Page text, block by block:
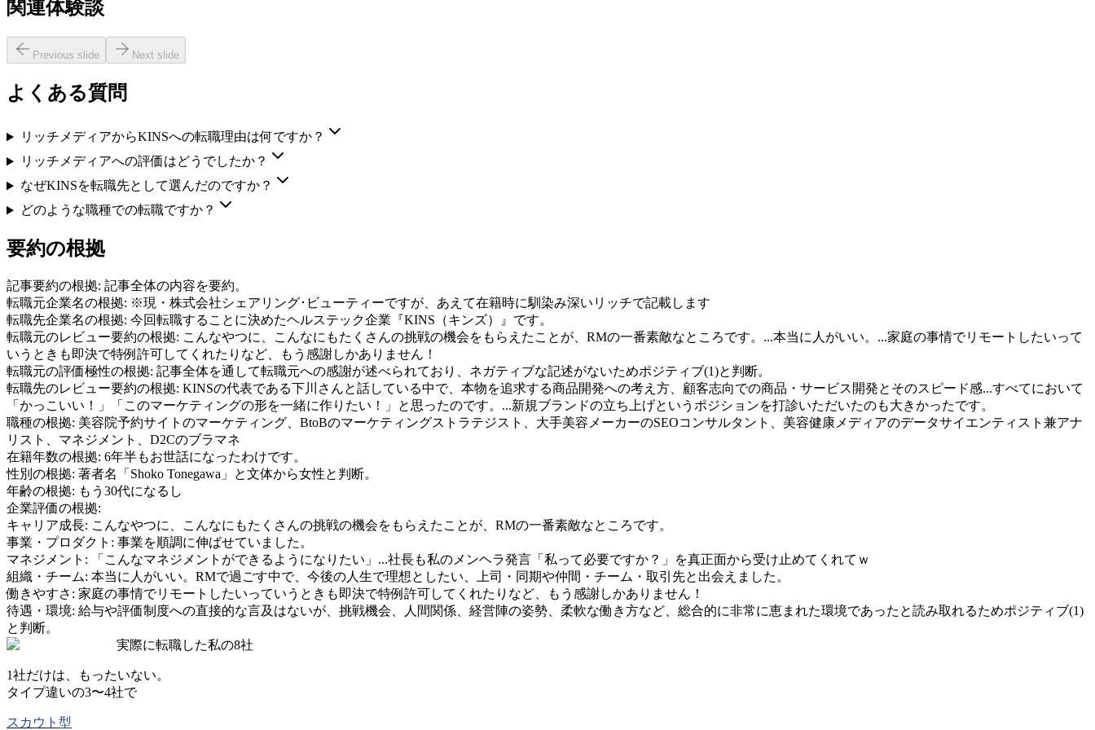
関連体験談
Previous slide Next slide
よくある質問
リッチメディアからKINSへの転職理由は何ですか？
リッチメディアへの評価はどうでしたか？
なぜKINSを転職先として選んだのですか？
どのような職種での転職ですか？
要約の根拠
記事要約の根拠: 記事全体の内容を要約。
転職元企業名の根拠: ※現・株式会社シェアリング･ビューティーですが、あえて在籍時に馴染み深いリッチで記載します
転職先企業名の根拠: 今回転職することに決めたヘルステック企業『KINS（キンズ）』です。
転職元のレビュー要約の根拠: こんなやつに、こんなにもたくさんの挑戦の機会をもらえたことが、RMの一番素敵なところです。...本当に人がいい。...家庭の事情でリモートしたいって
いうときも即決で特例許可してくれたりなど、もう感謝しかありません！
転職元の評価極性の根拠: 記事全体を通して転職元への感謝が述べられており、ネガティブな記述がないためポジティブ(1)と判断。
転職先のレビュー要約の根拠: KINSの代表である下川さんと話している中で、本物を追求する商品開発への考え方、顧客志向での商品・サービス開発とそのスピード感...すべてにおいて
「かっこいい！」「このマーケティングの形を一緒に作りたい！」と思ったのです。...新規ブランドの立ち上げというポジションを打診いただいたのも大きかったです。
職種の根拠: 美容院予約サイトのマーケティング、BtoBのマーケティングストラテジスト、大手美容メーカーのSEOコンサルタント、美容健康メディアのデータサイエンティスト兼アナ
リスト、マネジメント、D2Cのブラマネ
在籍年数の根拠: 6年半もお世話になったわけです。
性別の根拠: 著者名「Shoko Tonegawa」と文体から女性と判断。
年齢の根拠: もう30代になるし
企業評価の根拠:
キャリア成長: こんなやつに、こんなにもたくさんの挑戦の機会をもらえたことが、RMの一番素敵なところです。
事業・プロダクト : 事業を順調に伸ばせていました。
マネジメント :
「こんなマネジメントができるようになりたい」...社長も私のメンヘラ発言「私って必要ですか？」を真正面から受け止めてくれてｗ
組織・チーム: 本当に人がいい。RMで過ごす中で、今後の人生で理想としたい、上司・同期や仲間・チーム・取引先と出会えました。
働きやすさ : 家庭の事情でリモートしたいっていうときも即決で特例許可してくれたりなど、もう感謝しかありません！
待遇・環境: 給与や評価制度への直接的な言及はないが、挑戦機会、人間関係、経営陣の姿勢、柔軟な働き方など、総合的に非常に恵まれた環境であったと読み取れるためポジティブ(1)
と判断。
実際に転職した私の8社
1社だけは、もったいない。
タイプ違いの3〜4社で
スカウト型